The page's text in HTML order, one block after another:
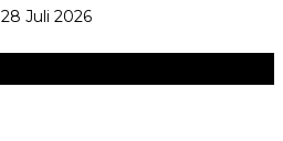
28 Juli 2026